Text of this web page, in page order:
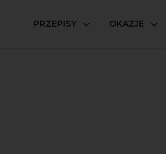
PRZEPISY OKAZJE